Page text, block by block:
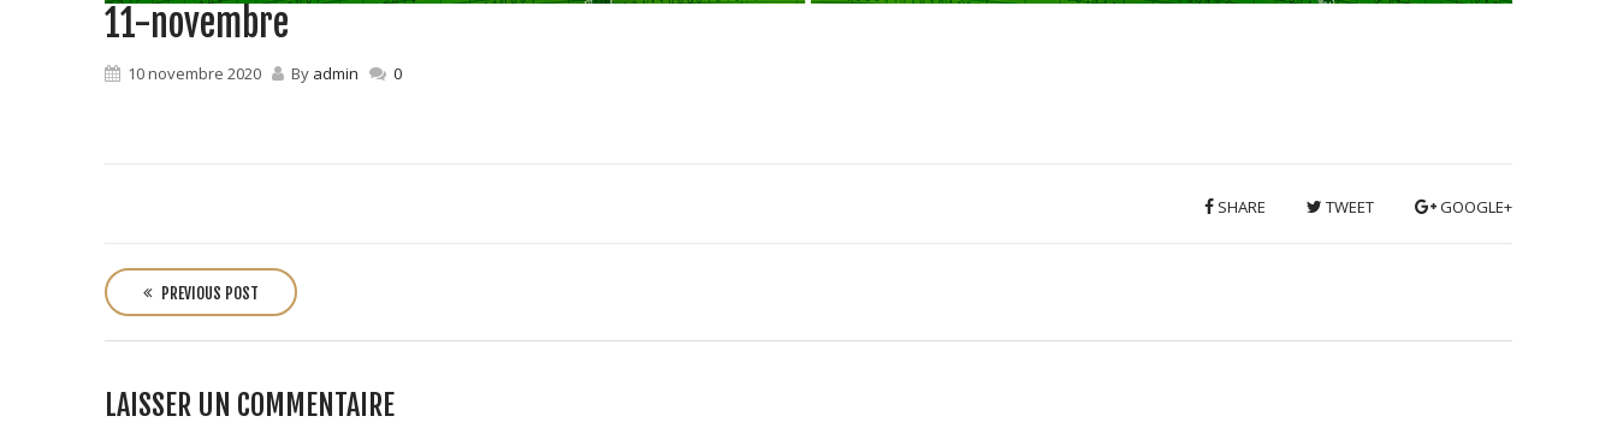
11-novembre
10 novembre 2020 By admin 0
SHARE TWEET GOOGLE+
o
s
t
n
a
PREVIOUS POST
LAISSER UN COMMENTAIRE